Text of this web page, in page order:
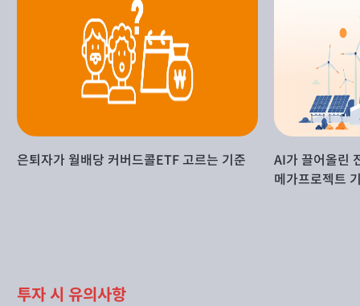
은퇴자가 월배당 커버드콜ETF 고르는 기준
AI가 끌어올린
메가프로젝트
투자 시 유의사항